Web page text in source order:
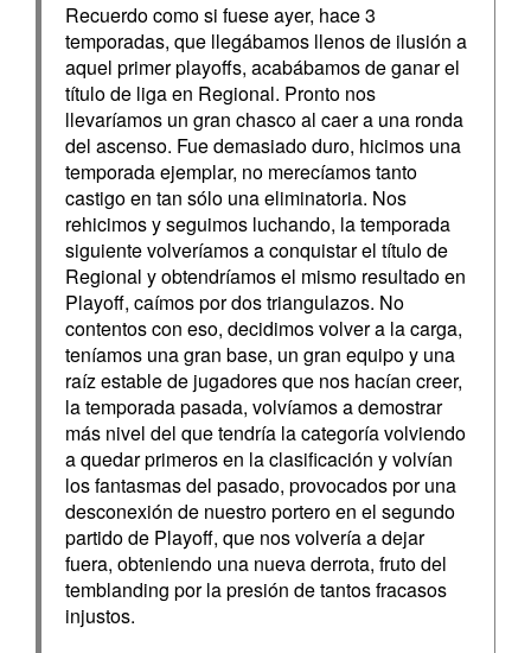
Recuerdo como si fuese ayer, hace 3
temporadas, que llegábamos llenos de ilusión a
aquel primer playoffs, acabábamos de ganar el
título de liga en Regional. Pronto nos
llevaríamos un gran chasco al caer a una ronda
del ascenso. Fue demasiado duro, hicimos una
temporada ejemplar, no merecíamos tanto
castigo en tan sólo una eliminatoria. Nos
rehicimos y seguimos luchando, la temporada
siguiente volveríamos a conquistar el título de
Regional y obtendríamos el mismo resultado en
Playoff, caímos por dos triangulazos. No
contentos con eso, decidimos volver a la carga,
teníamos una gran base, un gran equipo y una
raíz estable de jugadores que nos hacían creer,
la temporada pasada, volvíamos a demostrar
más nivel del que tendría la categoría volviendo
a quedar primeros en la clasificación y volvían
los fantasmas del pasado, provocados por una
desconexión de nuestro portero en el segundo
partido de Playoff, que nos volvería a dejar
fuera, obteniendo una nueva derrota, fruto del
temblanding por la presión de tantos fracasos
injustos.